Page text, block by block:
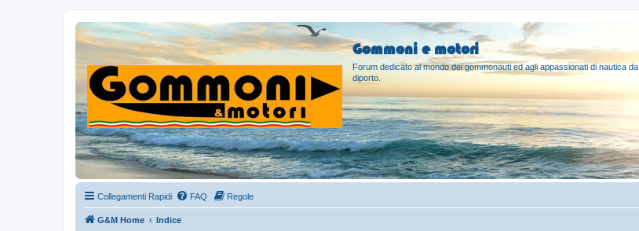
Gommoni e motori
Forum dedicato al mondo dei gommonauti ed agli appassionati di nautica da
diporto.
Collegamenti Rapidi FAQ Regole
G&M Home Indice